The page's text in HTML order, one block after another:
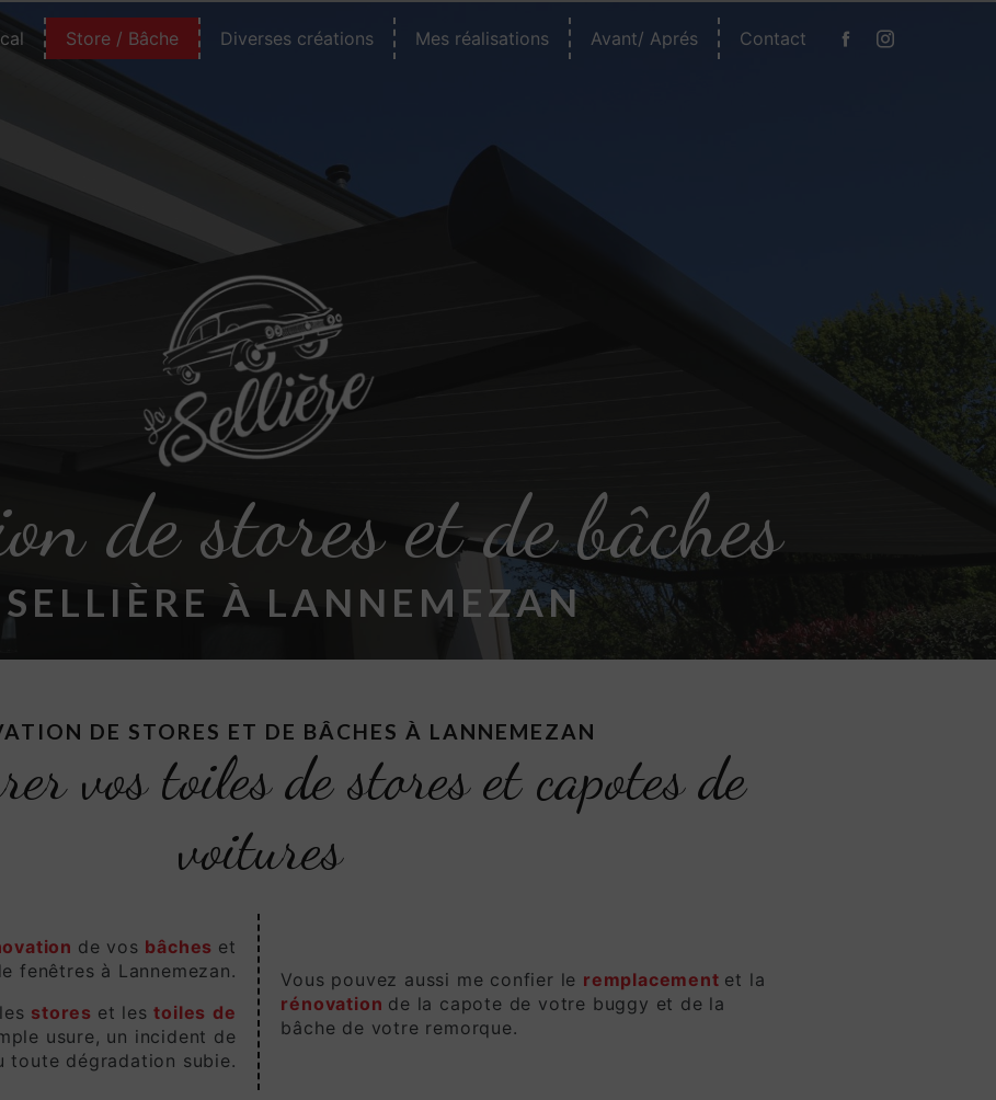
Store / Bâche Diverses créations Mes réalisations Avant/ Aprés Contact
de stores et de bâches
À LANNEMEZAN
DE STORES ET DE BÂCHES À LANNEMEZAN
vos toiles de stores et capotes de
voitures
de vos bâches et
fenêtres à Lannemezan.
stores et lestoiles de
usure, un incident de
toute dégradation subie.
Vous pouvez aussi me confier le remplacement et la
rénovation de la capote de votre buggy et de la
bâche de votre remorque.